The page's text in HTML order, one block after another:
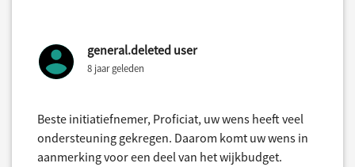
general.deleted user
8 jaar geleden
Beste initiatiefnemer, Proficiat, uw wens heeft veel
ondersteuning gekregen. Daarom komt uw wens in
aanmerking voor een deel van het wijkbudget.